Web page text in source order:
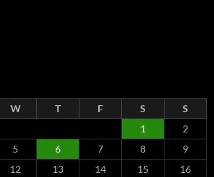
W T F S
S
1
2
5 6 7 8
9
12 13 14 15
16